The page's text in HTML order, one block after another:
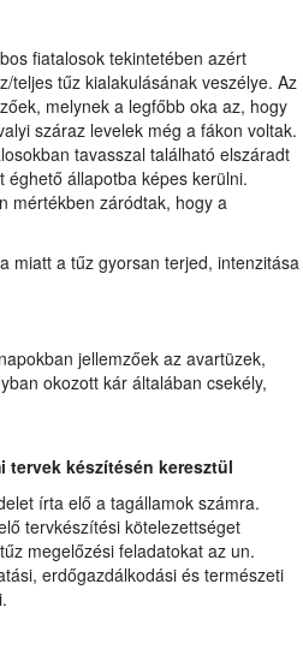
fiatalosok tekintetében azért
tűz kialakulásának veszélye. Az
melynek a legfőbb oka az, hogy
száraz levelek még a fákon voltak.
tavasszal található elszáradt
állapotba képes kerülni.
mértékben záródtak, hogy a
miatt a tűz gyorsan terjed, intenzitása
jellemzőek az avartüzek,
okozott kár általában csekély,
tervek készítésén keresztül
írta elő a tagállamok számra.
tervkészítési kötelezettséget
megelőzési feladatokat az un.
erdőgazdálkodási és természeti